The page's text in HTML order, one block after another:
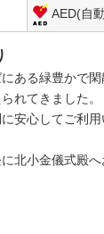
AED(自
ある緑豊かで閑
れてきました。
安心してご利
北小金儀式殿へ